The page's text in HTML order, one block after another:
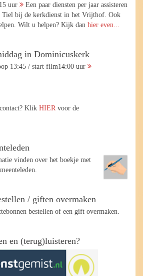
uur
Een paar diensten per jaar assisteren
bij de kerkdienst in het Vrijthof. Ook
Wilt u helpen? Kijk dan hier even...
in Dominicuskerk
13:45 / start film14:00 uur
Klik HIER voor de
vinden over het boekje met
/ giften overmaken
bestellen of een gift overmaken.
en (terug)luisteren?